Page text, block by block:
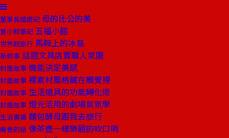
董事長嬉遊記 母的比公的美
嘗小鮮筆記 五福小館
世界超旅行 馬鞍上的冰島
新鮮事 話題文具店賣職人氛圍
封面故事 機能決定美感
封面故事 裸素材風格藏在觸覺裡
封面故事 生活道具的功能轉化術
封面故事 燈光活用的劇場氣氛學
生活書摘 麵包酵母跟我去旅行
編者的話 像茶壺一樣樂觀的吹口哨